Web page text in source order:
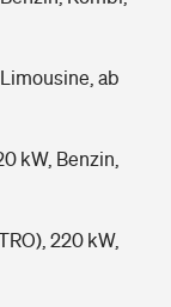
ab
kW, Benzin,
220 kW,